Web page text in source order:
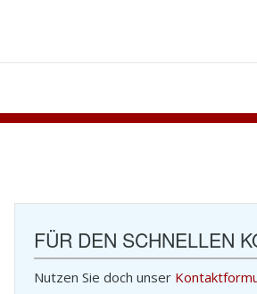
FÜR DEN SCHNELLEN
Nutzen Sie doch unser